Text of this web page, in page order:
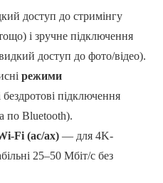
доступ до стримінгу
і зручне підключення
доступ до фото/відео).
режими
підключення
по Bluetooth).
Fi (ac/ax)— для 4K-
25–50 Мбіт/с без